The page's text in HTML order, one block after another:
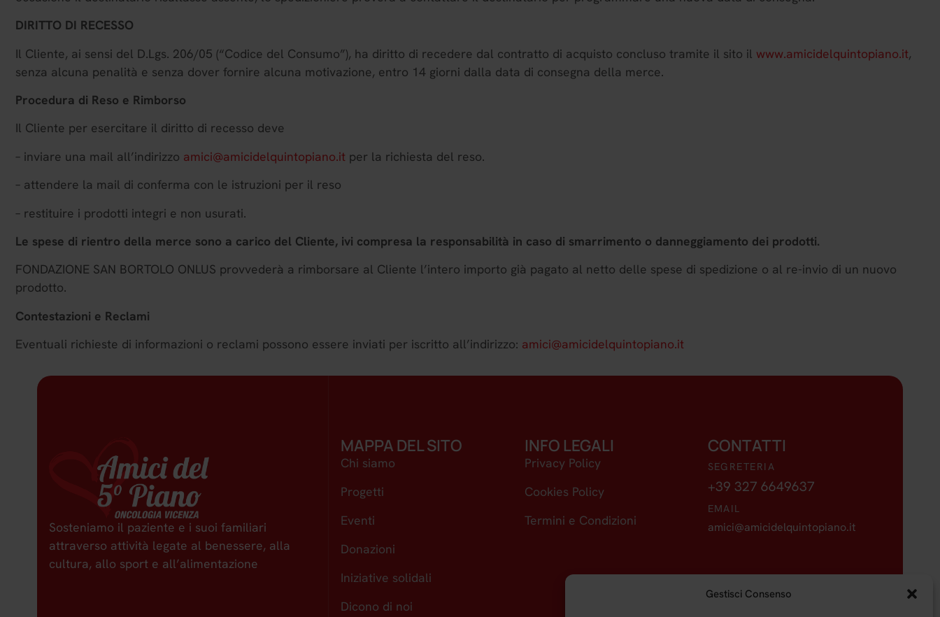
Gestisci Consenso
DIRITTO DI RECESSO
Il Cliente, ai sensi del D.Lgs. 206/05 (“Codice del Consumo”), ha diritto di recedere dal contratto di acquisto concluso tramite il sito il www.amicidelquintopiano.it,
senza alcuna penalità e senza dover fornire alcuna motivazione, entro 14 giorni dalla data di consegna della merce.
Procedura di Reso e Rimborso
Il Cliente per esercitare il diritto di recesso deve
– inviare una mail all’indirizzo amici@amicidelquintopiano.it per la richiesta del reso.
– attendere la mail di conferma con le istruzioni per il reso
– restituire i prodotti integri e non usurati.
Le spese di rientro della merce sono a carico del Cliente, ivi compresa la responsabilità in caso di smarrimento o danneggiamento dei prodotti.
FONDAZIONE SAN BORTOLO ONLUS provvederà a rimborsare al Cliente l’intero importo già pagato al netto delle spese di spedizione o al re-invio di un nuovo
prodotto.
Contestazioni e Reclami
Eventuali richieste di informazioni o reclami possono essere inviati per iscritto all’indirizzo: amici@amicidelquintopiano.it
Sosteniamo il paziente e i suoi familiari
attraverso attività legate al benessere, alla
cultura, allo sport e all’alimentazione
MAPPA DEL SITO
Chi siamo
Progetti
Eventi
Donazioni
Iniziative solidali
Dicono di noi
INFO LEGALI
Privacy Policy
Cookies Policy
Termini e Condizioni
CONTATTI
SEGRETERIA
+39 327 6649637
EMAIL
amici@amicidelquintopiano.it